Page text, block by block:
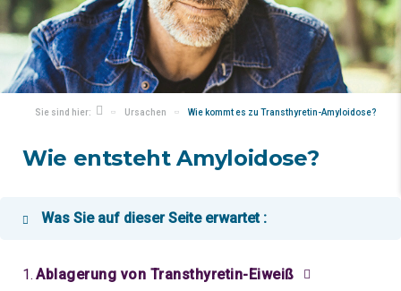
Sie sind hier: Ursachen Wie kommt es zu Transthyretin-Amyloidose?
Wie entsteht Amyloidose?
Was Sie auf dieser Seite erwartet :
Ablagerung von Transthyretin-Eiweiß